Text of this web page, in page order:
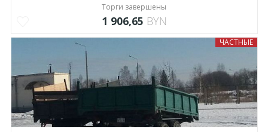
Торги завершены
1 906,65 BYN
ЧАСТНЫЕ